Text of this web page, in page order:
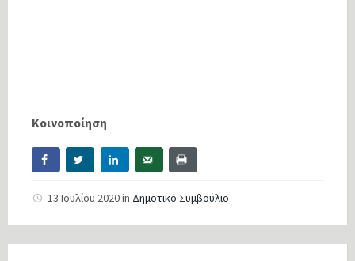
Κοινοποίηση
13 Ιουλίου 2020in Δημοτικό Συμβούλιο